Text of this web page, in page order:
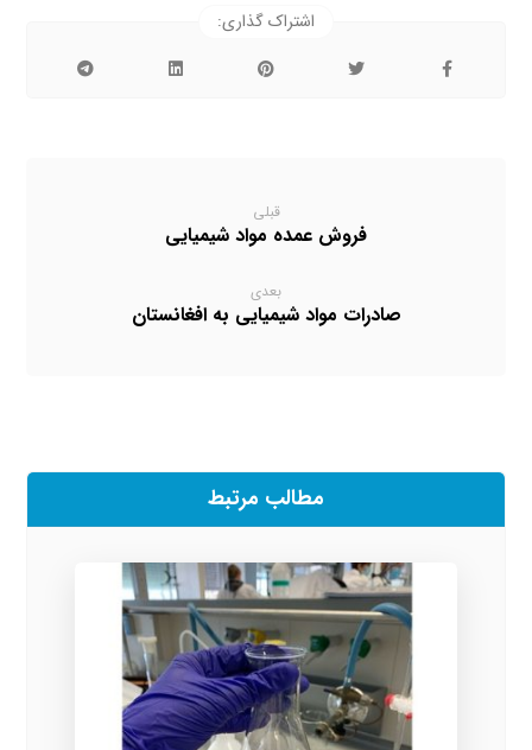
قبلی
فروش عمده مواد شیمیایی
بعدی
صادرات مواد شیمیایی به افغانستان
مطالب مرتبط